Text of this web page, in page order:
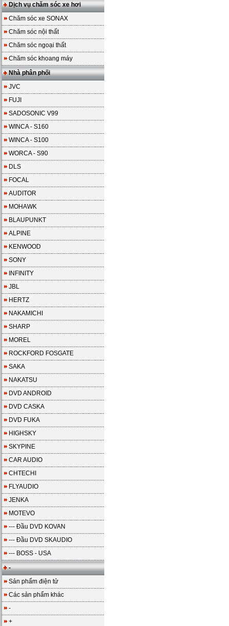
Dịch vụ chăm sóc xe hơi
Chăm sóc xe SONAX
Chăm sóc nội thất
Chăm sóc ngoại thất
Chăm sóc khoang máy
Nhà phân phối
JVC
FUJI
SADOSONIC V99
WINCA - S160
WINCA - S100
WORCA - S90
DLS
FOCAL
AUDITOR
MOHAWK
BLAUPUNKT
ALPINE
KENWOOD
SONY
INFINITY
JBL
HERTZ
NAKAMICHI
SHARP
MOREL
ROCKFORD FOSGATE
SAKA
NAKATSU
DVD ANDROID
DVD CASKA
DVD FUKA
HIGHSKY
SKYPINE
CAR AUDIO
CHTECHI
FLYAUDIO
JENKA
MOTEVO
--- Đầu DVD KOVAN
--- Đầu DVD SKAUDIO
--- BOSS - USA
-
Sản phẩm điện tử
Các sản phẩm khác
-
+